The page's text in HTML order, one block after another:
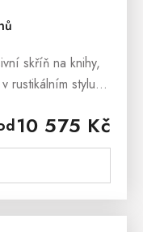
10 575 Kč
skříň na knihy,
rustikálním stylu.